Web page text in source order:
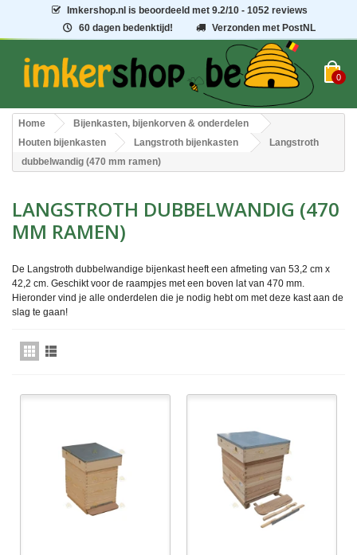
Imkershop.nl is beoordeeld met9.2/10 - 1052 reviews
60 dagen bedenktijd!
Verzonden met PostNL
0
Home
Bijenkasten, bijenkorven & onderdelen
Houten bijenkasten
Langstroth bijenkasten
Langstroth
dubbelwandig (470 mm ramen)
LANGSTROTH DUBBELWANDIG (470
MM RAMEN)
De Langstroth dubbelwandige bijenkast heeft een afmeting van 53,2 cm x
42,2 cm. Geschikt voor de raampjes met een boven lat van 470 mm.
Hieronder vind je alle onderdelen die je nodig hebt om met deze kast aan de
slag te gaan!